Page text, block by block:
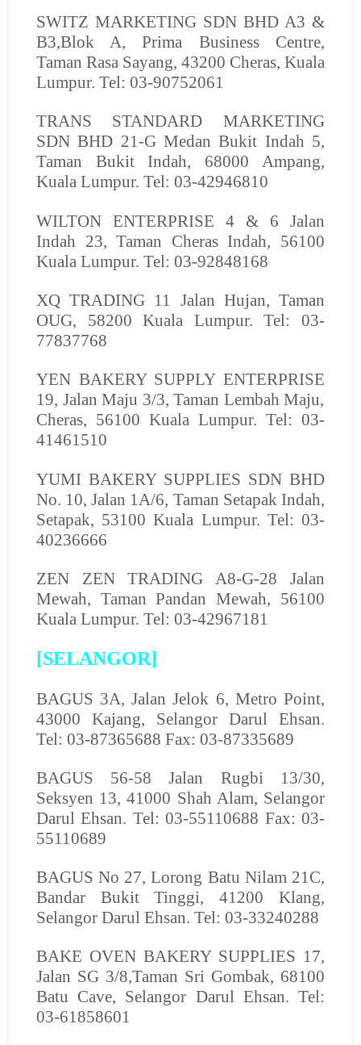
SWITZ MARKETING SDN BHD A3 &
B3,Blok A, Prima Business Centre,
Taman Rasa Sayang, 43200 Cheras, Kuala
Lumpur. Tel: 03-90752061
TRANS STANDARD MARKETING
SDN BHD 21-G Medan Bukit Indah 5,
Taman Bukit Indah, 68000 Ampang,
Kuala Lumpur. Tel: 03-42946810
WILTON ENTERPRISE 4 & 6 Jalan
Indah 23, Taman Cheras Indah, 56100
Kuala Lumpur. Tel: 03-92848168
XQ TRADING 11 Jalan Hujan, Taman
OUG, 58200 Kuala Lumpur. Tel: 03-
77837768
YEN BAKERY SUPPLY ENTERPRISE
19, Jalan Maju 3/3, Taman Lembah Maju,
Cheras, 56100 Kuala Lumpur. Tel: 03-
41461510
YUMI BAKERY SUPPLIES SDN BHD
No. 10, Jalan 1A/6, Taman Setapak Indah,
Setapak, 53100 Kuala Lumpur. Tel: 03-
40236666
ZEN ZEN TRADING A8-G-28 Jalan
Mewah, Taman Pandan Mewah, 56100
Kuala Lumpur. Tel: 03-42967181
[SELANGOR]
BAGUS 3A, Jalan Jelok 6, Metro Point,
43000 Kajang, Selangor Darul Ehsan.
Tel: 03-87365688 Fax: 03-87335689
BAGUS 56-58 Jalan Rugbi 13/30,
Seksyen 13, 41000 Shah Alam, Selangor
Darul Ehsan. Tel: 03-55110688 Fax: 03-
55110689
BAGUS No 27, Lorong Batu Nilam 21C,
Bandar Bukit Tinggi, 41200 Klang,
Selangor Darul Ehsan. Tel: 03-33240288
BAKE OVEN BAKERY SUPPLIES 17,
Jalan SG 3/8,Taman Sri Gombak, 68100
Batu Cave, Selangor Darul Ehsan. Tel:
03-61858601